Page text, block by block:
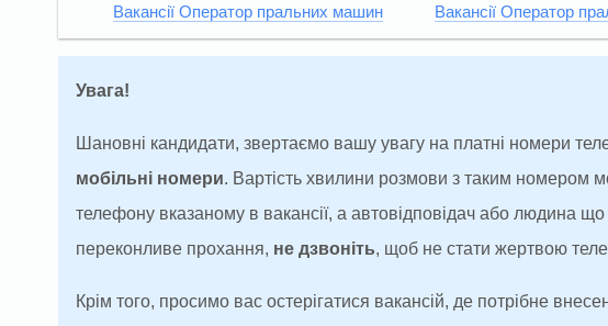
Вакансії Оператор пральних машин Вакансії Оператор
Увага!
Шановні кандидати, звертаємо вашу увагу на платні номери
мобільні номери. Вартість хвилини розмови з таким номером
телефону вказаному в вакансії, а автовідповідач або людина
переконливе прохання, не дзвоніть, щоб не стати жертвою
Крім того, просимо вас остерігатися вакансій, де потрібне